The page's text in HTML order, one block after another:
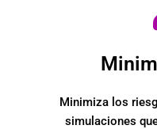
Minimiza los
simulaciones